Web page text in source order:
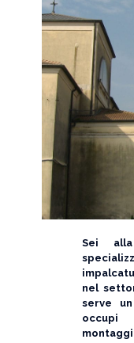
Sei
nel
serve